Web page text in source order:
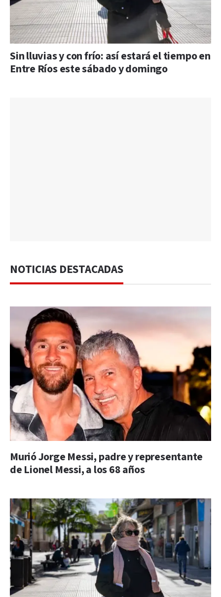
Sin lluvias y con frío: así estará el tiempo en
Entre Ríos este sábado y domingo
NOTICIAS DESTACADAS
Murió Jorge Messi, padre y representante
de Lionel Messi, a los 68 años